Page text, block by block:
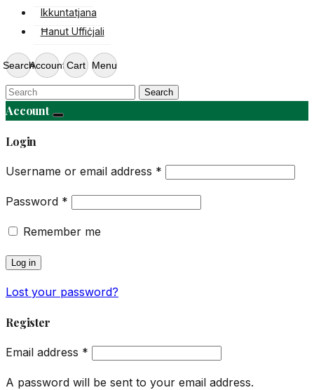
Ikkuntatjana
Ħanut Uffiċjali
SearchAccount Cart Menu
Search
Account
Login
Username or email address *
Password *
Remember me
Log in
Lost your password?
Register
Email address *
A password will be sent to your email address.